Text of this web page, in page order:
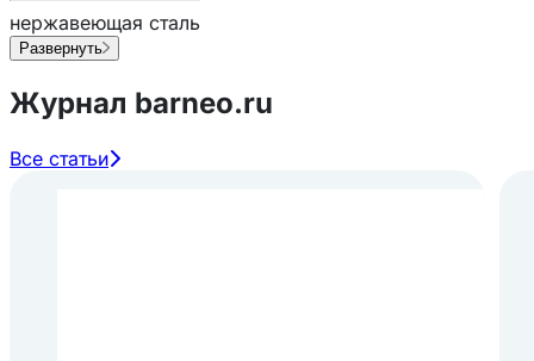
нержавеющая сталь
Развернуть
Журнал barneo.ru
Все статьи